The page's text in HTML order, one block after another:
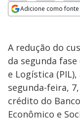
Adicione como
A redução do
da segunda
e Logística
segunda-feira,
crédito do
Econômico e